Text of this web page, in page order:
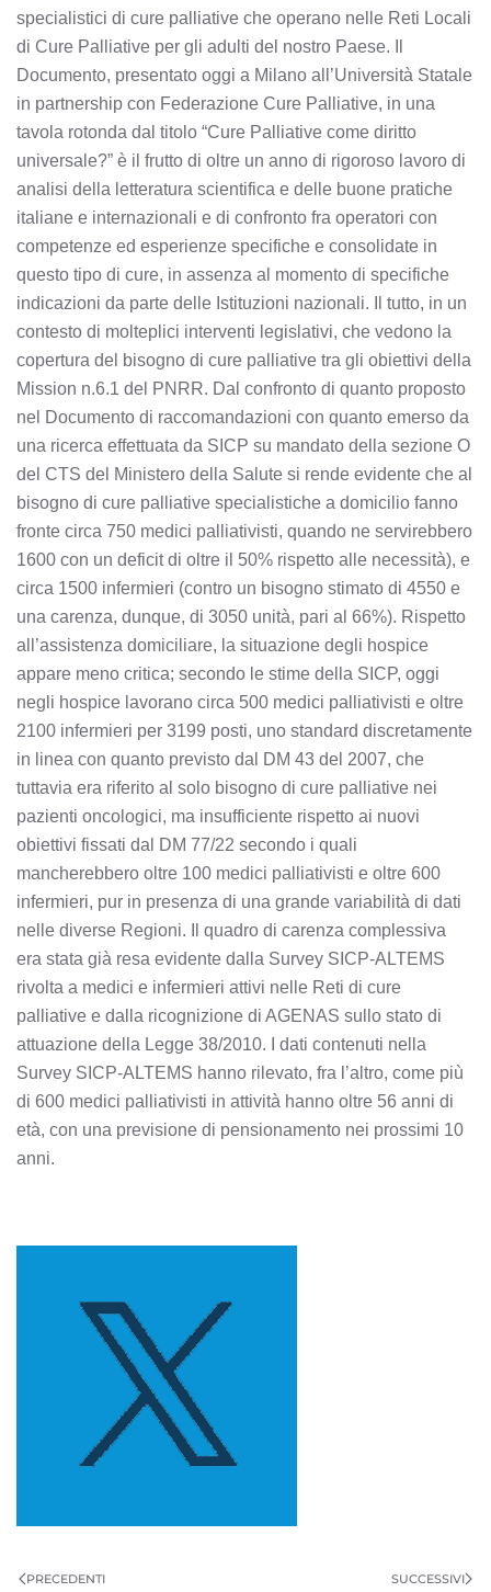
specialistici di cure palliative che operano nelle Reti Locali
di Cure Palliative per gli adulti del nostro Paese. Il
Documento, presentato oggi a Milano all’Università Statale
in partnership con Federazione Cure Palliative, in una
tavola rotonda dal titolo “Cure Palliative come diritto
universale?” è il frutto di oltre un anno di rigoroso lavoro di
analisi della letteratura scientifica e delle buone pratiche
italiane e internazionali e di confronto fra operatori con
competenze ed esperienze specifiche e consolidate in
questo tipo di cure, in assenza al momento di specifiche
indicazioni da parte delle Istituzioni nazionali. Il tutto, in un
contesto di molteplici interventi legislativi, che vedono la
copertura del bisogno di cure palliative tra gli obiettivi della
Mission n.6.1 del PNRR. Dal confronto di quanto proposto
nel Documento di raccomandazioni con quanto emerso da
una ricerca effettuata da SICP su mandato della sezione O
del CTS del Ministero della Salute si rende evidente che al
bisogno di cure palliative specialistiche a domicilio fanno
fronte circa 750 medici palliativisti, quando ne servirebbero
1600 con un deficit di oltre il 50% rispetto alle necessità), e
circa 1500 infermieri (contro un bisogno stimato di 4550 e
una carenza, dunque, di 3050 unità, pari al 66%). Rispetto
all’assistenza domiciliare, la situazione degli hospice
appare meno critica; secondo le stime della SICP, oggi
negli hospice lavorano circa 500 medici palliativisti e oltre
2100 infermieri per 3199 posti, uno standard discretamente
in linea con quanto previsto dal DM 43 del 2007, che
tuttavia era riferito al solo bisogno di cure palliative nei
pazienti oncologici, ma insufficiente rispetto ai nuovi
obiettivi fissati dal DM 77/22 secondo i quali
mancherebbero oltre 100 medici palliativisti e oltre 600
infermieri, pur in presenza di una grande variabilità di dati
nelle diverse Regioni. Il quadro di carenza complessiva
era stata già resa evidente dalla Survey SICP-ALTEMS
rivolta a medici e infermieri attivi nelle Reti di cure
palliative e dalla ricognizione di AGENAS sullo stato di
attuazione della Legge 38/2010. I dati contenuti nella
Survey SICP-ALTEMS hanno rilevato, fra l’altro, come più
di 600 medici palliativisti in attività hanno oltre 56 anni di
età, con una previsione di pensionamento nei prossimi 10
anni.
PRECEDENTI SUCCESSIVI